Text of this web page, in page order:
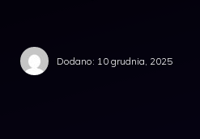
Dodano: 10 grudnia, 2025